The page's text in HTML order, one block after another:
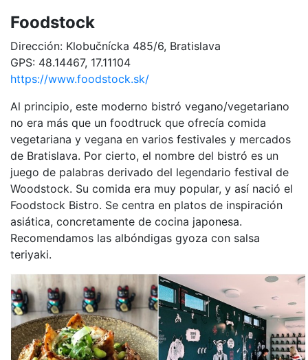
Foodstock
Dirección: Klobučnícka 485/6, Bratislava
GPS: 48.14467, 17.11104
https://www.foodstock.sk/
Al principio, este moderno bistró vegano/vegetariano
no era más que un foodtruck que ofrecía comida
vegetariana y vegana en varios festivales y mercados
de Bratislava. Por cierto, el nombre del bistró es un
juego de palabras derivado del legendario festival de
Woodstock. Su comida era muy popular, y así nació el
Foodstock Bistro. Se centra en platos de inspiración
asiática, concretamente de cocina japonesa.
Recomendamos las albóndigas gyoza con salsa
teriyaki.